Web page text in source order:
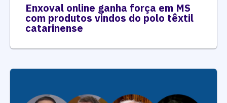
Enxoval online ganha força em MS
com produtos vindos do polo têxtil
catarinense